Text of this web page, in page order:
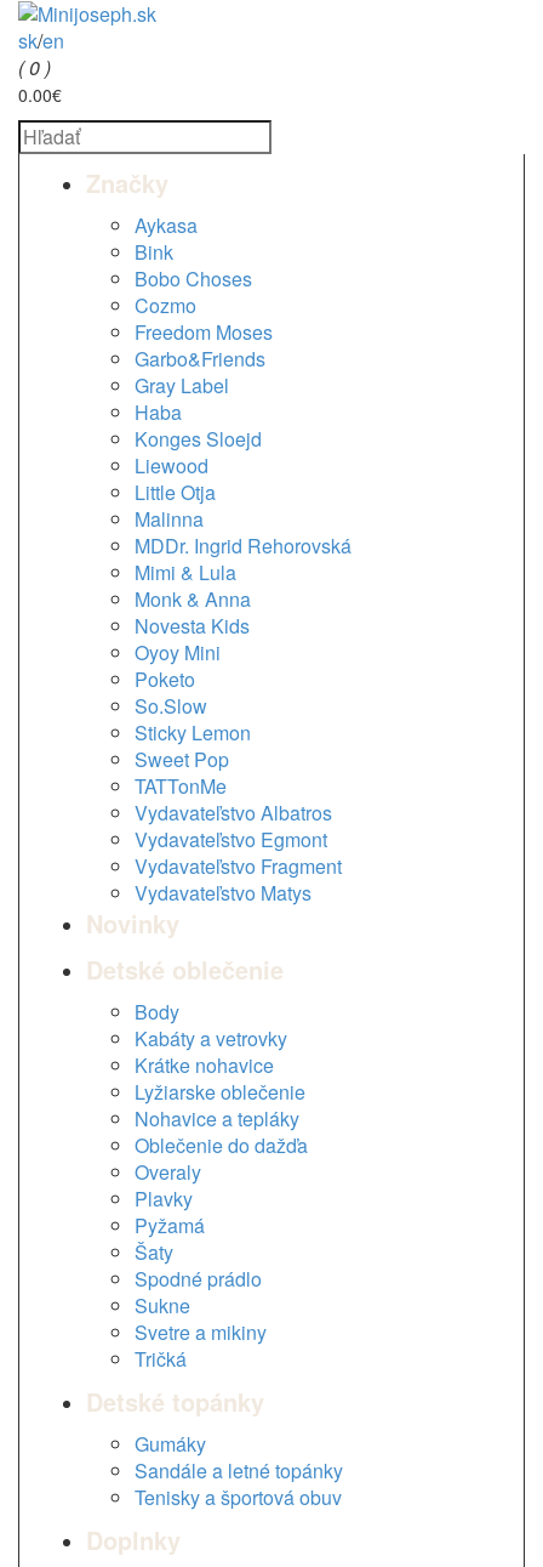
sk/en
( 0 )
0.00€
Značky
Aykasa
Bink
Bobo Choses
Cozmo
Freedom Moses
Garbo&Friends
Gray Label
Haba
Konges Sloejd
Liewood
Little Otja
Malinna
MDDr. Ingrid Rehorovská
Mimi & Lula
Monk & Anna
Novesta Kids
Oyoy Mini
Poketo
So.Slow
Sticky Lemon
Sweet Pop
TATTonMe
Vydavateľstvo Albatros
Vydavateľstvo Egmont
Vydavateľstvo Fragment
Vydavateľstvo Matys
Novinky
Detské oblečenie
Body
Kabáty a vetrovky
Krátke nohavice
Lyžiarske oblečenie
Nohavice a tepláky
Oblečenie do dažďa
Overaly
Plavky
Pyžamá
Šaty
Spodné prádlo
Sukne
Svetre a mikiny
Tričká
Detské topánky
Gumáky
Sandále a letné topánky
Tenisky a športová obuv
Doplnky